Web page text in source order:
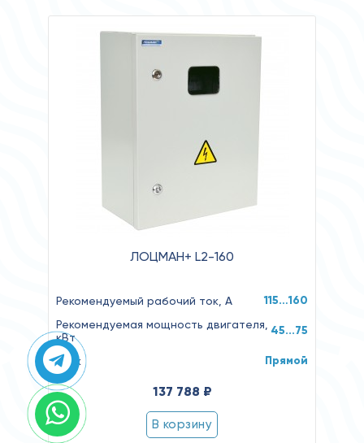
ЛОЦМАН+ L2-160
Рекомендуемый рабочий ток, А 115…160
Рекомендуемая мощность двигателя,
кВт
45...75
Пуск Прямой
137 788 ₽
В корзину